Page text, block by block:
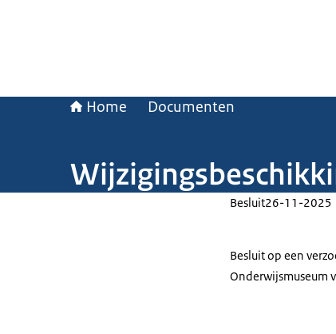
Home Documenten
Besluit26-11-2025
Besluit op een
Onderwijsmuseum